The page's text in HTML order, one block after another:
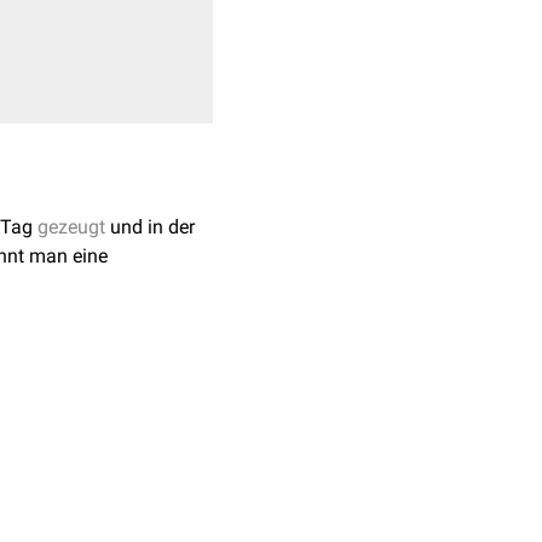
gezeugt und in der
man eine
Bei der seltenen
jedoch keine